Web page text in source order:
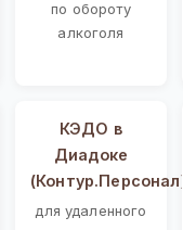
по обороту
алкоголя
КЭДО в
Диадоке
(Контур.Персонал)
для удаленного